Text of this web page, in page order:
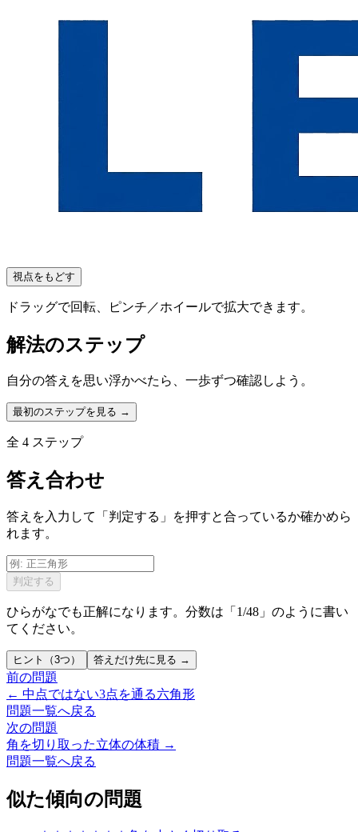
視点をもどす
ドラッグで回転、ピンチ／ホイールで拡大できます。
解法のステップ
自分の答えを思い浮かべたら、一歩ずつ確認しよう。
最初のステップを見る →
全 4 ステップ
答え合わせ
答えを入力して「判定する」を押すと合っているか確かめら
れます。
判定する
ひらがなでも正解になります。分数は「1/48」のように書い
てください。
ヒント（3つ） 答えだけ先に見る →
前の問題
← 中点ではない3点を通る六角形
問題一覧へ戻る
次の問題
角を切り取った立体の体積 →
問題一覧へ戻る
似た傾向の問題